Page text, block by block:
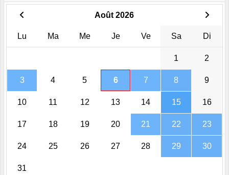
Août 2026
Lu Ma Me Je Ve Sa Di
1 2
3 4 5 6 7 8 9
10 11 12 13 14 15 16
17 18 19 20 21 22 23
24 25 26 27 28 29 30
31